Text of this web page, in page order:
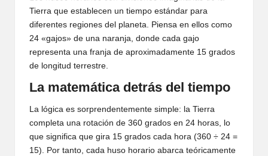
Tierra que establecen un tiempo estándar para
diferentes regiones del planeta. Piensa en ellos como
24 «gajos» de una naranja, donde cada gajo
representa una franja de aproximadamente 15 grados
de longitud terrestre.
La matemática detrás del tiempo
La lógica es sorprendentemente simple: la Tierra
completa una rotación de 360 grados en 24 horas, lo
que significa que gira 15 grados cada hora (360 ÷ 24 =
15). Por tanto, cada huso horario abarca teóricamente